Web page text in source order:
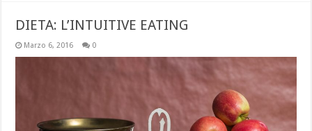
DIETA: L’INTUITIVE EATING
Marzo 6, 2016 0